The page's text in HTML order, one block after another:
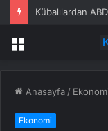
Kübalılardan
Menü
Anasayfa / Ekonomi
Ekonomi